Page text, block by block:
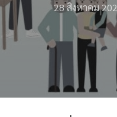
28 สิงหาคม